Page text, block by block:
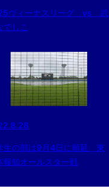
ヴィーナスリーグ vs 武
でしこ
生の部は9月4日に順延 東
報知オールスター戦